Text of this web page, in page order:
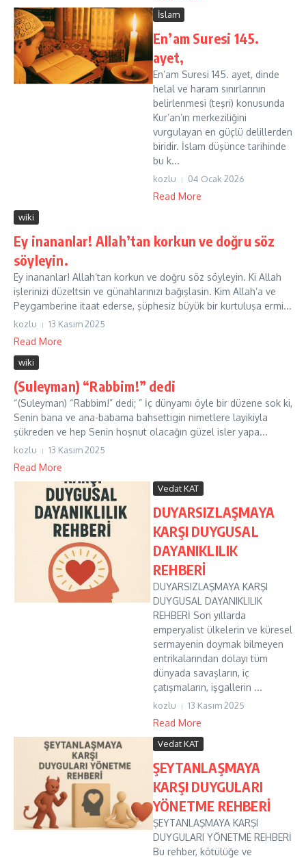
İslam
En’am Suresi 145.
ayet,
En’am Suresi 145. ayet, dinde
helal ve haram sınırlarının
belirlenmesi (teşri) konusunda
Kur’an’ın merkeziliğini
vurgulayan en güçlü delillerden
biridir. İslam düşünce tarihinde
bu k...
kozlu 04 Ocak 2026
Read More
wiki
Ey inananlar! Allah’tan korkun ve doğru söz
söyleyin.
Ey inananlar! Allah’tan korkun ve doğru söz söyleyin. Ki Allah
işlerinizi düzeltsin ve günahlarınızı bağışlasin. Kim Allah’a ve
Peygamberine itaat ederse, şüphesiz büyük bir kurtuluşa ermi...
kozlu 13 Kasım 2025
Read More
wiki
(Suleyman) “Rabbim!” dedi
“(Suleyman) “Rabbim!” dedi; ” İç dünyamı öyle bir düzene sok ki,
Senin bana ve ana-babama bahsettigin nimetlere layikiyla
şükreden ve hep Senin hoşnut olacağın güzel isler yapa...
kozlu 13 Kasım 2025
Read More
Vedat KAT
DUYARSIZLAŞMAYA
KARŞI DUYGUSAL
DAYANIKLILIK
REHBERİ
DUYARSIZLAŞMAYA KARŞI
DUYGUSAL DAYANIKLILIK
REHBERİ Son yıllarda
emperyalist ülkelerin ve küresel
sermayenin doymak bilmeyen
entrikalarından dolayı tüm
dünyada savaşların, iç
çatışmaların, işgallerin ...
kozlu 13 Kasım 2025
Read More
Vedat KAT
ŞEYTANLAŞMAYA
KARŞI DUYGULARI
YÖNETME REHBERİ
ŞEYTANLAŞMAYA KARŞI
DUYGULARI YÖNETME REHBERİ
Bu rehber, kötülüğe ve